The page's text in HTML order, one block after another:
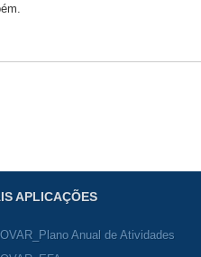
APLICAÇÕES
Anual de Atividades